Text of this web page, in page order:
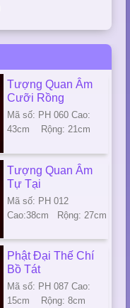
Tượng Quan Âm
Cưỡi Rồng
Mã số: PH 060 Cao:
43cm Rộng: 21cm
Tượng Quan Âm
Tự Tại
Mã số: PH 012
Cao:38cm Rộng: 27cm
Phật Đại Thế Chí
Bồ Tát
Mã số: PH 087 Cao:
15cm Rộng: 8cm